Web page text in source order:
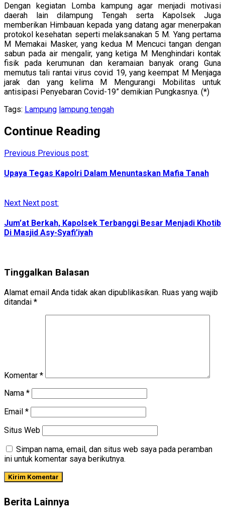
Dengan kegiatan Lomba kampung agar menjadi motivasi
daerah lain dilampung Tengah serta Kapolsek Juga
memberikan Himbauan kepada yang datang agar menerpakan
protokol kesehatan seperti melaksanakan 5 M. Yang pertama
M Memakai Masker, yang kedua M Mencuci tangan dengan
sabun pada air mengalir, yang ketiga M Menghindari kontak
fisik pada kerumunan dan keramaian banyak orang Guna
memutus tali rantai virus covid 19, yang keempat M Menjaga
jarak dan yang kelima M Mengurangi Mobilitas untuk
antisipasi Penyebaran Covid-19” demikian Pungkasnya. (*)
Tags: Lampung lampung tengah
Continue Reading
Previous Previous post:
Upaya Tegas Kapolri Dalam Menuntaskan Mafia Tanah
Next Next post:
Jum’at Berkah, Kapolsek Terbanggi Besar Menjadi Khotib
Di Masjid Asy-Syafi’iyah
Tinggalkan Balasan
Alamat email Anda tidak akan dipublikasikan. Ruas yang wajib
ditandai *
Komentar *
Nama *
Email *
Situs Web
Simpan nama, email, dan situs web saya pada peramban
ini untuk komentar saya berikutnya.
Berita Lainnya